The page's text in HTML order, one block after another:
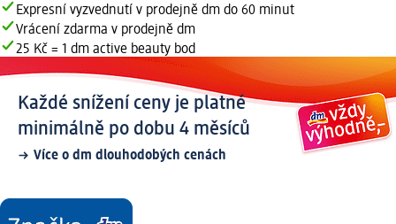
Expresní vyzvednutí v prodejně dm do 60 minut
Vrácení zdarma v prodejně dm
25 Kč = 1 dm active beauty bod
Každé snížení ceny je platné
minimálně po dobu 4 měsíců
Více o dm dlouhodobých cenách